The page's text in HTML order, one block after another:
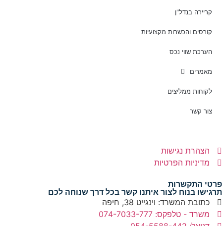
קריירה בנדל"ן
קורסים והכשרות מקצועיות
הערכת שווי נכס
מאמרים
לקוחות ממליצים
צור קשר
הצהרת נגישות
מדיניות הפרטיות
פרטי התקשרות
תרגישו בנוח לצור איתנו קשר בכל דרך שנוחה לכם
כתובת המשרד: וינגייט 38, חיפה
משרד - טלפקס: 074-7033-777